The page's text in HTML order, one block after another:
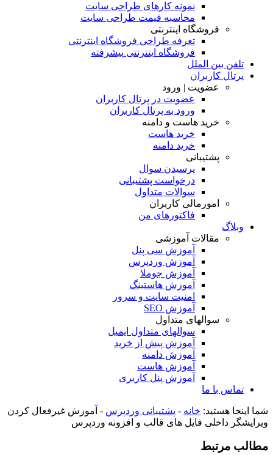
نمونه کارهای طراحی سایت
محاسبه قیمت طراحی سایت
فروشگاه اینترنتی
تعرفه طراحی فروشگاه اینترنتی
فروشگاه اینترنتی پیشرفته
تلفن بین الملل
پرتال کاربران
عضویت | ورود
عضویت در پرتال کاربران
ورود به پرتال کاربران
خرید هاست و دامنه
خرید هاست
خرید دامنه
پشتیبانی
پرسیدن سوال
درخواست پشتیبانی
سوالات متداول
امورمالی کاربران
فاکتورهای من
وبلاگ
مقالات آموزشی
آموزش سی پنل
آموزش وردپرس
آموزش جوملا
آموزش هاستینگ
امنیت سایت و سرور
آموزش SEO
سوالهای متداول
سوالهای متداول ایمیل
آموزش پیش از خرید
آموزش دامنه
آموزش هاست
آموزش پنل کاربری
تماس با ما
شما اینجا هستید: خانه - پشتیبانی وردپرس - آموزش غیرفعال کردن
ویرایشگر داخلی فایل های قالب و افزونه وردپرس
مطالب مرتبط